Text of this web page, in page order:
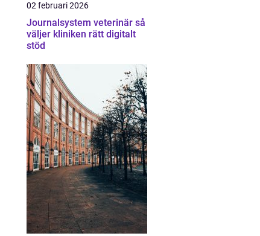
02 februari 2026
Journalsystem veterinär så
väljer kliniken rätt digitalt
stöd